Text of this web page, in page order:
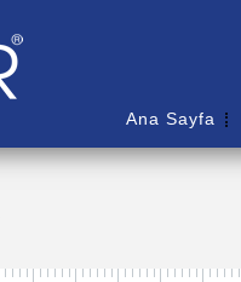
Ana Sayfa